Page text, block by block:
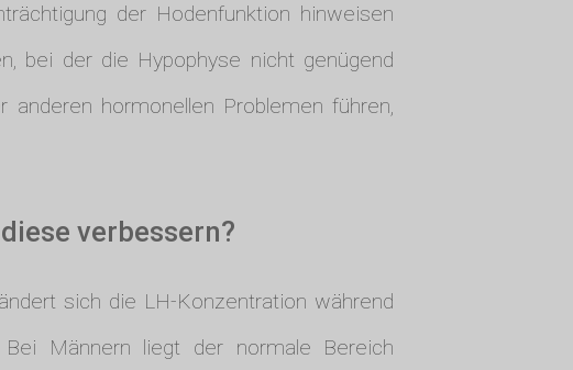
der Hodenfunktion hinweisen
bei der die Hypophyse nicht genügend
hormonellen Problemen führen,
verbessern?
sich die LH-Konzentration während
Männern liegt der normale Bereich